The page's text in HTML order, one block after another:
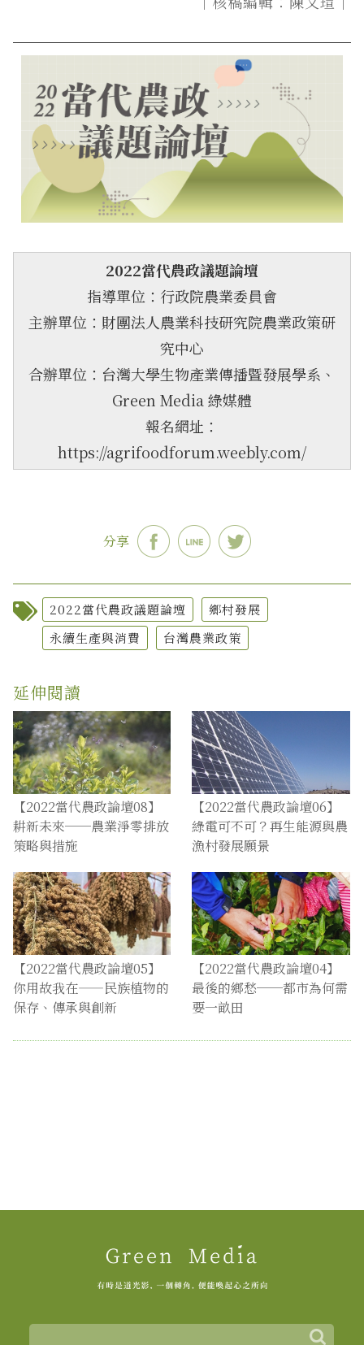
2022當代農政議題論壇
指導單位：行政院農業委員會
主辦單位：財團法人農業科技研究院農業政策研
究中心
合辦單位：台灣大學生物產業傳播暨發展學系、
Green Media 綠媒體
報名網址：
https://agrifoodforum.weebly.com/
分享
2022當代農政議題論壇
鄉村發展
永續生產與消費
台灣農業政策
延伸閱讀
【2022當代農政論壇08】
耕新未來──農業淨零排放
策略與措施
【2022當代農政論壇06】
綠電可不可？再生能源與農
漁村發展願景
【2022當代農政論壇05】
你用故我在——民族植物的
保存、傳承與創新
【2022當代農政論壇04】
最後的鄉愁──都市為何需
要一畝田